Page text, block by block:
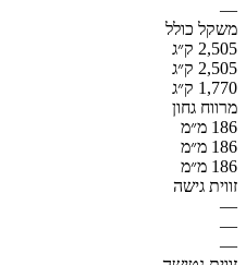
—
משקל כולל
2,505 ק״ג
2,505 ק״ג
1,770 ק״ג
מרווח גחון
186 מ״מ
186 מ״מ
186 מ״מ
זווית גישה
—
—
—